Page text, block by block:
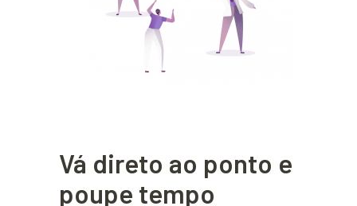
Vá direto ao ponto e
poupe tempo